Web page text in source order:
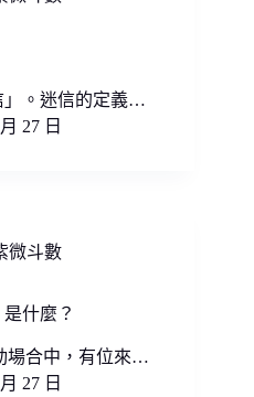
」。迷信的定義…
27 日
微斗數
什麼？
場合中，有位來…
27 日